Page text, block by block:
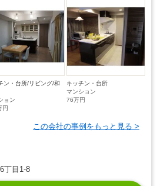
ン・台所/リビング/和
ョン
円
キッチン・台所
マンション
76万円
この会社の事例をもっと見る >
丁目1-8